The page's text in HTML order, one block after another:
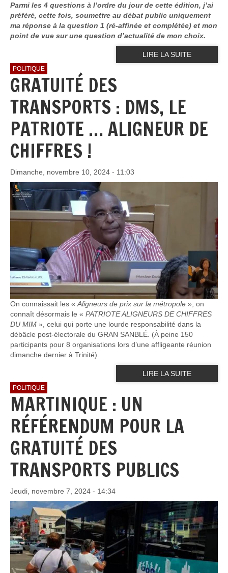
Parmi les 4 questions à l’ordre du jour de cette édition, j’ai
préféré, cette fois, soumettre au débat public uniquement
ma réponse à la question 1 (ré-affinée et complétée) et mon
point de vue sur une question d’actualité de mon choix.
LIRE LA SUITE
POLITIQUE
GRATUITÉ DES
TRANSPORTS : DMS, LE
PATRIOTE … ALIGNEUR DE
CHIFFRES !
Dimanche, novembre 10, 2024 - 11:03
On connaissait les «Aligneurs de prix sur la métropole », on
connaît désormais le « PATRIOTE ALIGNEURS DE CHIFFRES
DU MIM », celui qui porte une lourde responsabilité dans la
débâcle post-électorale du GRAN SANBLÉ. (À peine 150
participants pour 8 organisations lors d’une affligeante réunion
dimanche dernier à Trinité).
LIRE LA SUITE
POLITIQUE
MARTINIQUE : UN
RÉFÉRENDUM POUR LA
GRATUITÉ DES
TRANSPORTS PUBLICS
Jeudi, novembre 7, 2024 - 14:34